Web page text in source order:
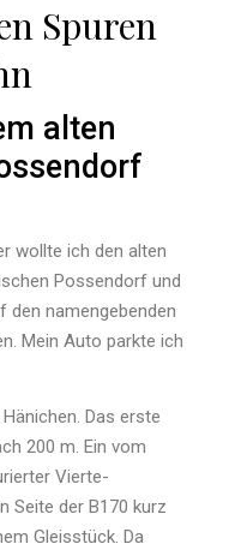
Spuren
alten
wollte ich den alten
Possendorf und
den namengebenden
Mein Auto parkte ich
Das erste
200 m. Ein vom
Vierte-
Seite der B170 kurz
Gleisstück. Da